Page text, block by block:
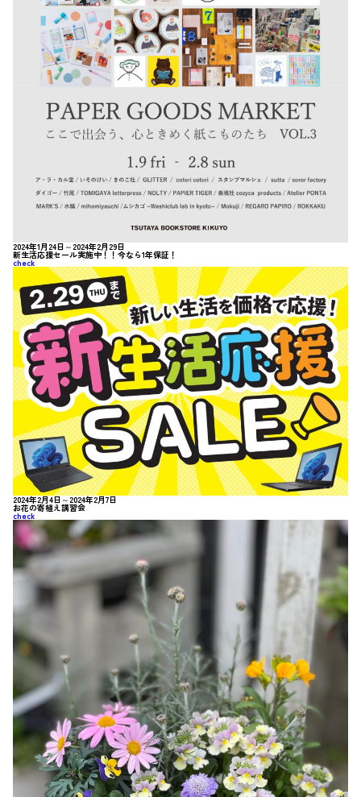
2024年1月24日～2024年2月29日
新生活応援セール実施中！！今なら1年保証！
check
2024年2月4日～2024年2月7日
お花の寄植え講習会
check